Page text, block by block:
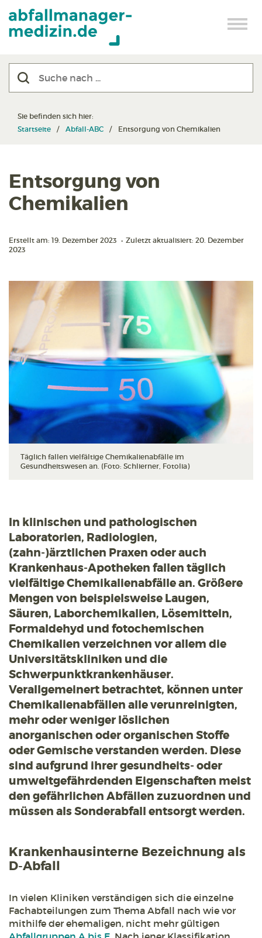
Sie befinden sich hier:
Startseite
Abfall-ABC Entsorgung von Chemikalien
Entsorgung von
Chemikalien
Erstellt am: 19. Dezember 2023 • Zuletzt aktualisiert: 20. Dezember
2023
Täglich fallen vielfältige Chemikalienabfälle im
Gesundheitswesen an. (Foto: Schlierner, Fotolia)
In klinischen und pathologischen
Laboratorien, Radiologien,
(zahn-)ärztlichen Praxen oder auch
Krankenhaus-Apotheken fallen täglich
vielfältige Chemikalienabfälle an. Größere
Mengen von beispielsweise Laugen,
Säuren, Laborchemikalien, Lösemitteln,
Formaldehyd und fotochemischen
Chemikalien verzeichnen vor allem die
Universitätskliniken und die
Schwerpunktkrankenhäuser.
Verallgemeinert betrachtet, können unter
Chemikalienabfällen alle verunreinigten,
mehr oder weniger löslichen
anorganischen oder organischen Stoffe
oder Gemische verstanden werden. Diese
sind aufgrund ihrer gesundheits- oder
umweltgefährdenden Eigenschaften meist
den gefährlichen Abfällen zuzuordnen und
müssen als Sonderabfall entsorgt werden.
Krankenhausinterne Bezeichnung als
D-Abfall
In vielen Kliniken verständigen sich die einzelne
Fachabteilungen zum Thema Abfall nach wie vor
mithilfe der ehemaligen, nicht mehr gültigen